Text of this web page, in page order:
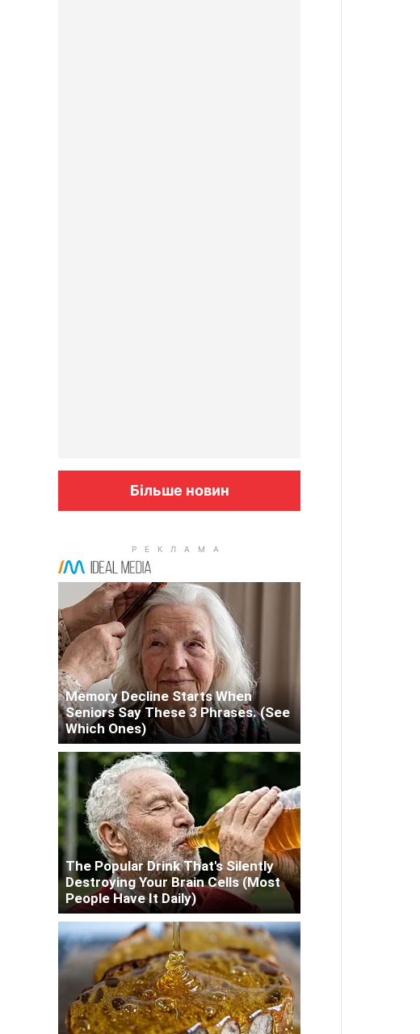
Більше новин
Memory Decline Starts When
Seniors Say These 3 Phrases. (See
Which Ones)
The Popular Drink That's Silently
Destroying Your Brain Cells (Most
People Have It Daily)